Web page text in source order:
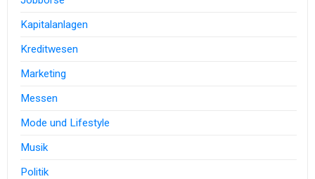
Kapitalanlagen
Kreditwesen
Marketing
Messen
Mode und Lifestyle
Musik
Politik